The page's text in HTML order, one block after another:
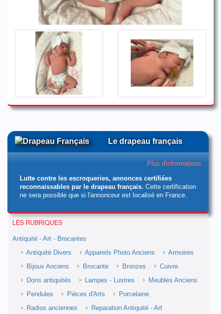
Le drapeau français
Plus d'informations
Lutte contre les escroqueries, annonces certifiées
reconnaissables par le drapeau français. Cette certification
ne sera possible que si l'annonceur est localisé en France.
LES RUBRIQUES
Antiquité - Art - Brocantes
Antiquité Divers
Appareils Photo Anciens
Armoires
Bijoux Anciens
Brocante Bronzes
Cuivre
Dons antiquités
Lampes - Lustres
Meubles Anciens
Pendules
Pièces d'Arts
Porcelaine
Radios anciennes
Reparation Antiquité - Art